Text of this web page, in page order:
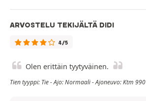
ARVOSTELU TEKIJÄLTÄ DIDI
4/5
Olen erittäin tyytyväinen.
Tien tyyppi: Tie - Ajo: Normaali - Ajoneuvo: Ktm 990